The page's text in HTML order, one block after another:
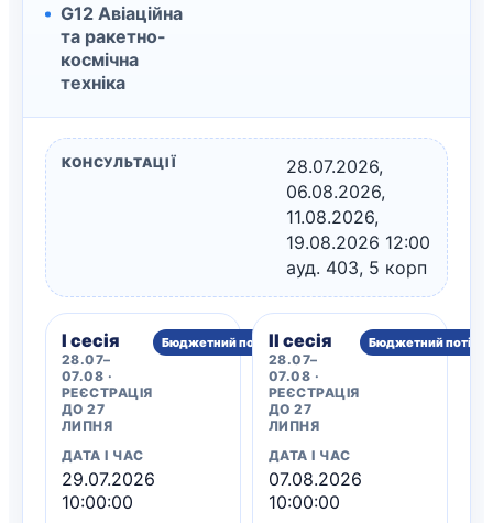
G12 Авіаційна
та ракетно-
космічна
техніка
КОНСУЛЬТАЦІЇ
28.07.2026,
06.08.2026,
11.08.2026,
19.08.2026 12:00
ауд. 403, 5 корп
I сесія
28.07–
07.08 ·
РЕЄСТРАЦІЯ
ДО 27
ЛИПНЯ
Бюджетний потік
ДАТА І ЧАС
29.07.2026
10:00:00
II сесія
28.07–
07.08 ·
РЕЄСТРАЦІЯ
ДО 27
ЛИПНЯ
Бюджетний потік
ДАТА І ЧАС
07.08.2026
10:00:00